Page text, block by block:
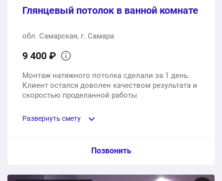
Глянцевый потолок в ванной комнате
обл. Самарская, г. Самара
9 400 ₽
Монтаж натяжного потолка сделали за 1 день.
Клиент остался доволен качеством результата и
скоростью проделанной работы
Развернуть смету
Пункт сметы / Ед. изм. / Цена
Глянцевое полотно. Цвет: белый. Бренд: Pongs
Позвонить